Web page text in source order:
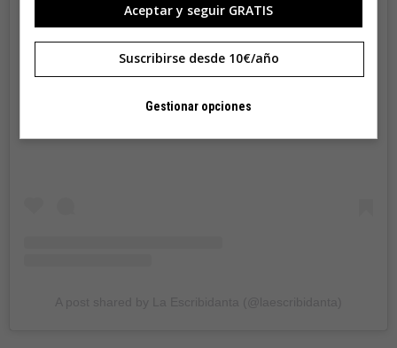
Aceptar y seguir GRATIS
Suscribirse desde 10€/año
Gestionar opciones